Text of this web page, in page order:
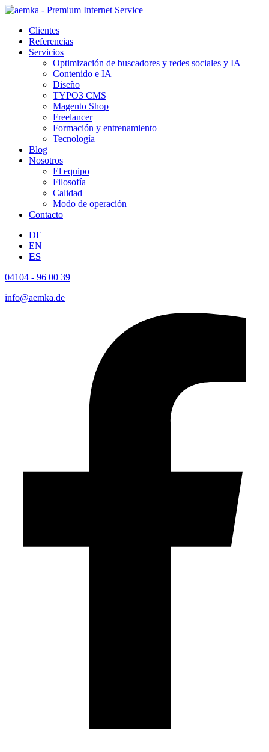
Clientes
Referencias
Servicios
Optimización de buscadores y redes sociales y IA
Contenido e IA
Diseño
TYPO3 CMS
Magento Shop
Freelancer
Formación y entrenamiento
Tecnología
Blog
Nosotros
El equipo
Filosofía
Calidad
Modo de operación
Contacto
DE
EN
ES
04104 - 96 00 39
info@aemka.de